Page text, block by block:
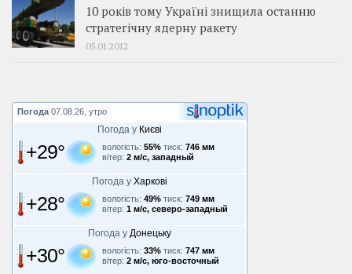
10 років тому Україні знищила останню
стратегічну ядерну ракету
05.01.2012
Погода 07.08.26, утро
Погода у Києві
+29° вологість: 55% тиск: 746 мм
вітер: 2 м/с, западный
Погода у Харкові
+28° вологість: 49% тиск: 749 мм
вітер: 1 м/с, северо-западный
Погода у Донецьку
+30° вологість: 33% тиск: 747 мм
вітер: 2 м/с, юго-восточный